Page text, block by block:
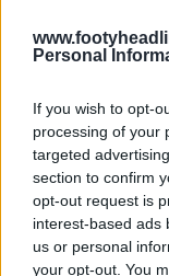
Personal
If you wish to opt-
processing of your
targeted
section to confirm
opt-out request is
interest-based ads
us or personal
your opt-out. You
Yamamoto
Compartir